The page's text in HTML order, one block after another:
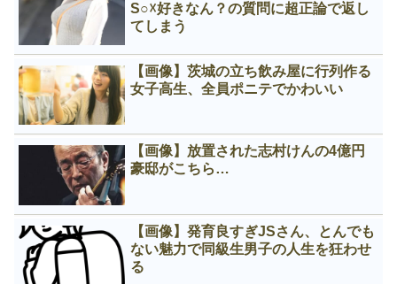
S○☓好きなん？の質問に超正論で返し
てしまう
【画像】茨城の立ち飲み屋に行列作る
女子高生、全員ポニテでかわいい
【画像】放置された志村けんの4億円
豪邸がこちら…
【画像】発育良すぎJSさん、とんでも
ない魅力で同級生男子の人生を狂わせ
る